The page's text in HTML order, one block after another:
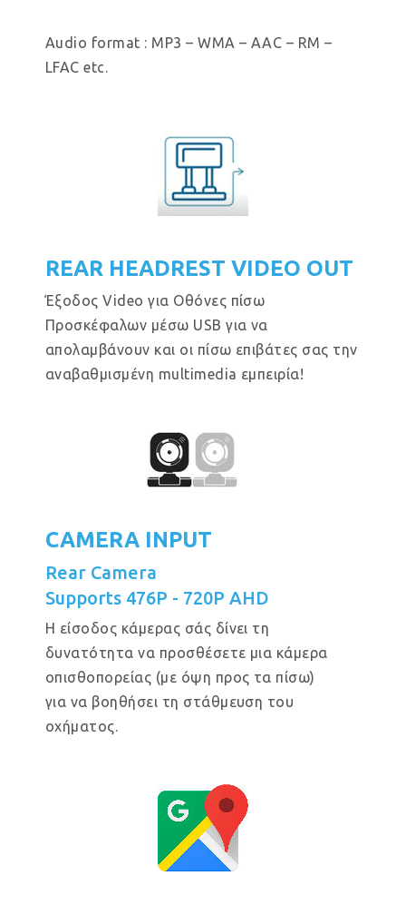
Audio format : MP3 – WMA – AAC – RM –
LFAC etc.
REAR HEADREST VIDEO OUT
Έξοδος Video για Οθόνες πίσω
Προσκέφαλων μέσω USB για να
απολαμβάνουν και οι πίσω επιβάτες σας την
αναβαθμισμένη multimedia εμπειρία!
CAMERA INPUT
Rear Camera
Supports 476P - 720P AHD
Η είσοδος κάμερας σάς δίνει τη
δυνατότητα να προσθέσετε μια κάμερα
οπισθοπορείας (με όψη προς τα πίσω)
για να βοηθήσει τη στάθμευση του
οχήματος.